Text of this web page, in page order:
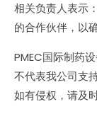
相关负责人表示
的合作伙伴，以
PMEC国际制药
不代表我公司支
如有侵权，请及